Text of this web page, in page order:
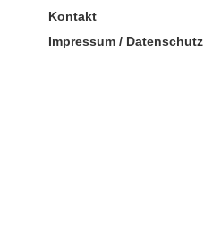
Kontakt
Impressum / Datenschutz